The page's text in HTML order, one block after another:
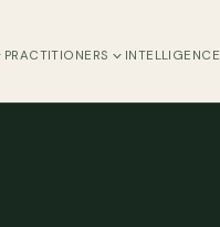
PRACTITIONERS INTELLIGENCE